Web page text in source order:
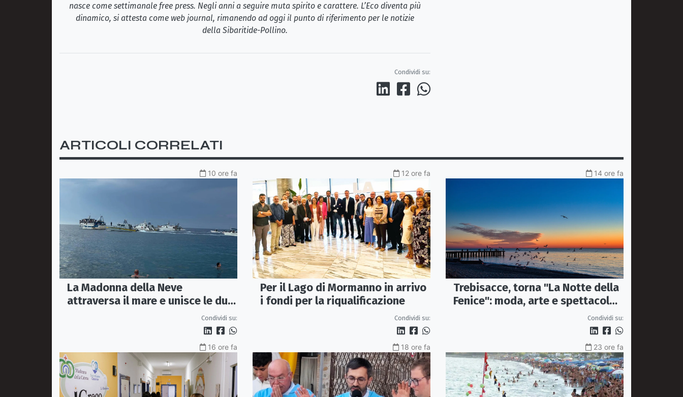
nasce come settimanale free press. Negli anni a seguire muta spirito e carattere. L’Eco diventa più
dinamico, si attesta come web journal, rimanendo ad oggi il punto di riferimento per le notizie
della Sibaritide-Pollino.
Condividi su:
ARTICOLI CORRELATI
10 ore fa
La Madonna della Neve
attraversa il mare e unisce le due
Condividi su:
12 ore fa
Per il Lago di Mormanno in arrivo
i fondi per la riqualificazione
Condividi su:
14 ore fa
Trebisacce, torna "La Notte della
Fenice": moda, arte e spettacolo
Condividi su:
16 ore fa 18 ore fa 23 ore fa